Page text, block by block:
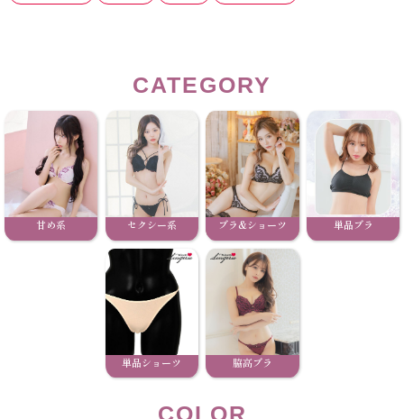
CATEGORY
甘め系 セクシー系 ブラ&ショーツ 単品ブラ
単品ショーツ 脇高ブラ
COLOR